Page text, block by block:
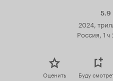
5.9
2024,
Россия, 1
Оценить Буду